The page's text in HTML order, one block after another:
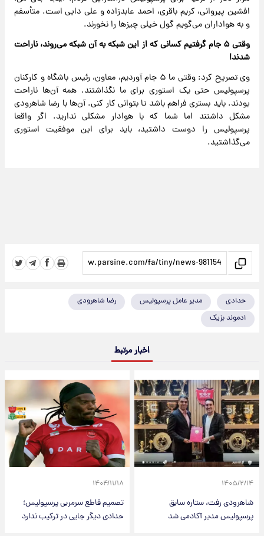
افشین پیروانی، کریم باقری، احمد عابدزاده و علی دایی است. متأسفم
و به هواداران می‌گویم گول خیلی چیزها را نخورند.
وقتی ۵ جام گرفتیم کسانی که از این شبکه به آن شبکه می‌روند، ناراحت
شدند!
وی تصریح کرد: وقتی ما ۵ جام آوردیم، معاون، رئیس باشگاه و کارکنان
پرسپولیس حتی یک استوری برای ما نگذاشتند. همه آن‌ها ناراحت
بودند. باید بستری فراهم باشد تا بتوانی کار کنی. آن‌ها با رضا شاهرودی
مشکل داشتند اما شما که با هوادار مشکلی ندارید. اگر واقعا
پرسپولیس را دوست داشتید، باید برای این موفقیت استوری
می‌گذاشتید.
حدادی مدیر عامل پرسپولیس
رضا شاهرودی
ادموند بزیک
اخبار مرتبط
۱۴۰۵/۲/۱۴
شاهرودی رفت، ستاره سابق
پرسپولیس مدیر آکادمی شد
۱۴۰۴/۱۱/۱۸
تصمیم قاطع سرمربی پرسپولیس؛
حدادی دیگر جایی در ترکیب ندارد